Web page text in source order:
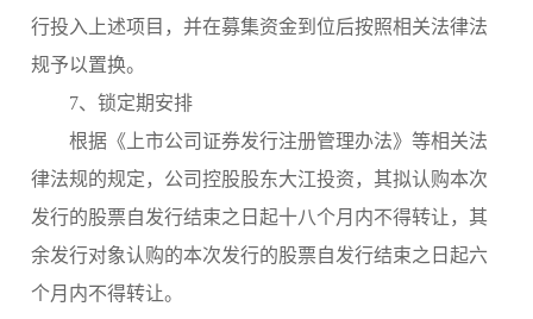
行投入上述项目，并在募集资金到位后按照相关法律法
规予以置换。
7、锁定期安排
根据《上市公司证券发行注册管理办法》等相关法
律法规的规定，公司控股股东大江投资，其拟认购本次
发行的股票自发行结束之日起十八个月内不得转让，其
余发行对象认购的本次发行的股票自发行结束之日起六
个月内不得转让。